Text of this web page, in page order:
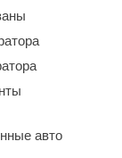
авто